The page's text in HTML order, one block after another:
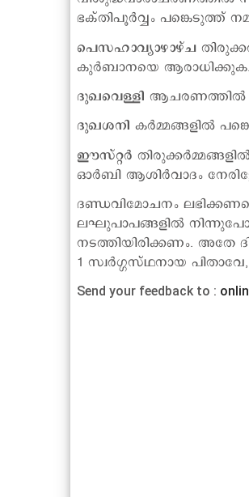
ഭക്തിപൂര്‍വ്വം പങ്കെടുത്ത്
പെസഹാവ്യാഴാഴ്ച
കുര്‍ബാനയെ ആരാധിക്കുക.
ദുഖവെള്ളി ആചരണത്തില്‍
ദുഖശനി കര്‍മ്മങ്ങളില്‍
ഈസ്റ്റര്‍
ഓര്‍ബി ആശിര്‍വാദം
ദണ്ഡവിമോചനം
ലഘുപാപങ്ങളില്‍
നടത്തിയിരിക്കണം. അതേ
1 സ്വര്‍ഗ്ഗസ്ഥനായ
Send your feedback to :